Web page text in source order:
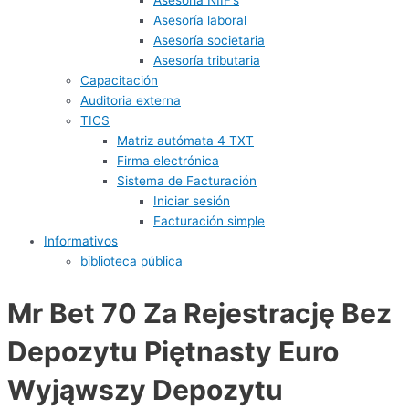
Asesoría laboral
Asesoría societaria
Asesoría tributaria
Capacitación
Auditoria externa
TICS
Matriz autómata 4 TXT
Firma electrónica
Sistema de Facturación
Iniciar sesión
Facturación simple
Informativos
biblioteca pública
Mr Bet 70 Za Rejestrację Bez
Depozytu Piętnasty Euro
Wyjąwszy Depozytu